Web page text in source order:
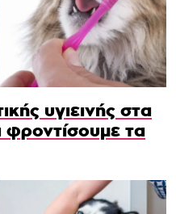
υγιεινής στα
φροντίσουμε τα